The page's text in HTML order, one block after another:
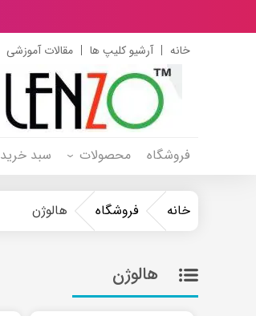
خانه آرشیو کلیپ ها مقالات آموزشی
فروشگاه محصولات سبد خرید
خانه فروشگاه هالوژن
هالوژن